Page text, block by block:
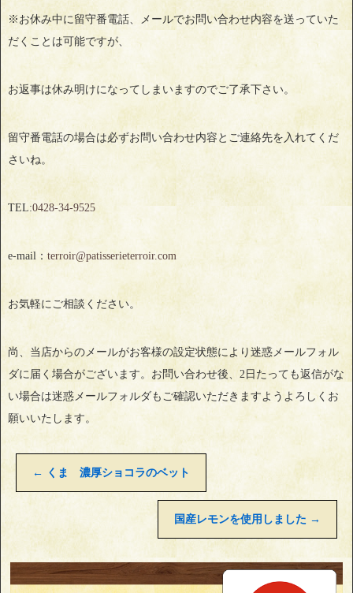
※お休み中に留守番電話、メールでお問い合わせ内容を送っていた
だくことは可能ですが、
お返事は休み明けになってしまいますのでご了承下さい。
留守番電話の場合は必ずお問い合わせ内容とご連絡先を入れてくだ
さいね。
TEL:0428‐34‐9525
e-mail： terroir@patisserieterroir.com
お気軽にご相談ください。
尚、当店からのメールがお客様の設定状態により迷惑メールフォル
ダに届く場合がございます。お問い合わせ後、2日たっても返信がな
い場合は迷惑メールフォルダもご確認いただきますようよろしくお
願いいたします。
← くま 濃厚ショコラのベット
国産レモンを使用しました →